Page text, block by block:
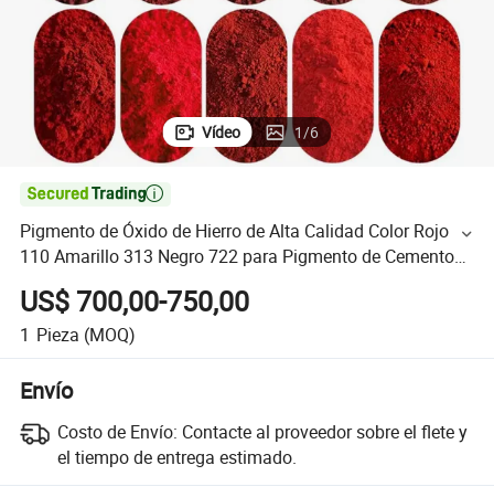
Vídeo 1/6

Pigmento de Óxido de Hierro de Alta Calidad Color Rojo
110 Amarillo 313 Negro 722 para Pigmento de Cemento
para Ladrillos
US$ 700,00-750,00
1 Pieza (MOQ)
Envío
Costo de Envío: Contacte al proveedor sobre el flete y
el tiempo de entrega estimado.